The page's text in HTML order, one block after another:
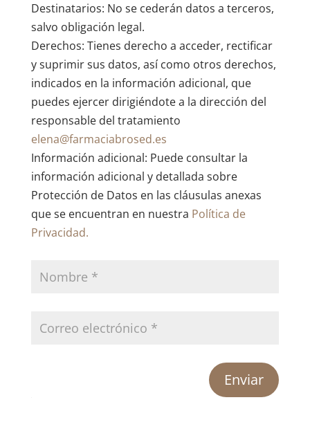
Destinatarios: No se cederán datos a terceros,
salvo obligación legal.
Derechos: Tienes derecho a acceder, rectificar
y suprimir sus datos, así como otros derechos,
indicados en la información adicional, que
puedes ejercer dirigiéndote a la dirección del
responsable del tratamiento
elena@farmaciabrosed.es
Información adicional: Puede consultar la
información adicional y detallada sobre
Protección de Datos en las cláusulas anexas
que se encuentran en nuestra Política de
Privacidad.
Enviar